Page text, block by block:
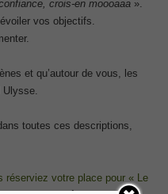
crois-en moooaaa ».
vos objectifs.
et qu’autour de vous, les
Ulysse.
toutes ces descriptions,
réserviez votre place pour « Le